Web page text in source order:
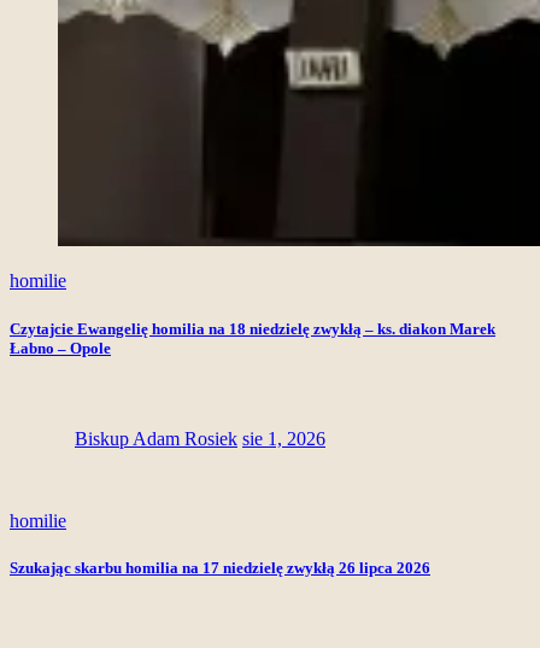
homilie
Czytajcie Ewangelię homilia na 18 niedzielę zwykłą – ks. diakon Marek
Łabno – Opole
Biskup Adam Rosiek sie 1, 2026
homilie
Szukając skarbu homilia na 17 niedzielę zwykłą 26 lipca 2026